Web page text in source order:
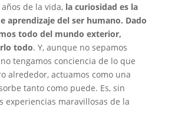
de la vida, la curiosidad es la
aprendizaje del ser humano. Dado
todo del mundo exterior,
todo. Y, aunque no sepamos
tengamos conciencia de lo que
alrededor, actuamos como una
tanto como puede. Es, sin
experiencias maravillosas de la